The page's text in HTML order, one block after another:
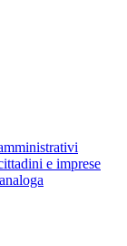
e imprese